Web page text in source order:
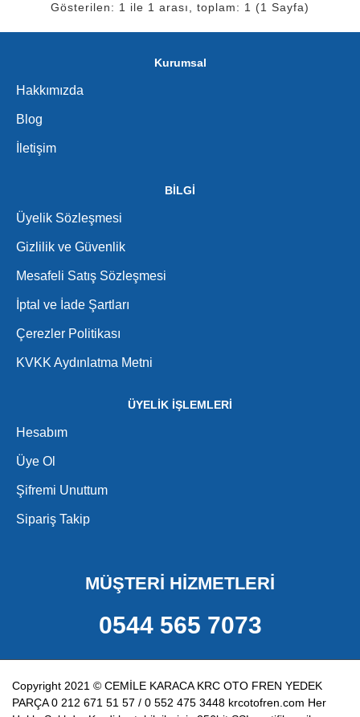
Gösterilen: 1 ile 1 arası, toplam: 1 (1 Sayfa)
Kurumsal
Hakkımızda
Blog
İletişim
BİLGİ
Üyelik Sözleşmesi
Gizlilik ve Güvenlik
Mesafeli Satış Sözleşmesi
İptal ve İade Şartları
Çerezler Politikası
KVKK Aydınlatma Metni
ÜYELİK İŞLEMLERİ
Hesabım
Üye Ol
Şifremi Unuttum
Sipariş Takip
MÜŞTERİ HİZMETLERİ
0544 565 7073
Copyright 2021 © CEMİLE KARACA KRC OTO FREN YEDEK
PARÇA 0 212 671 51 57 / 0 552 475 3448 krcotofren.com Her